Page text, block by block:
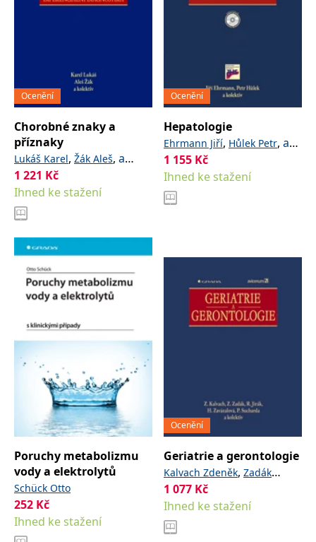
Ocenění
Chorobné znaky a
příznaky
Lukáš Karel, Žák Aleš, a
kolektiv
1 221 Kč
Ihned ke stažení
Ocenění
Hepatologie
Ehrmann Jiří, Hůlek Petr, a
kolektiv
1 155 Kč
Ihned ke stažení
Poruchy metabolizmu
vody a elektrolytů
Schück Otto
252 Kč
Ihned ke stažení
Ocenění
Geriatrie a gerontologie
Kalvach Zdeněk, Zadák
Zdeněk,Jirák Roman
Zavázalová Helena
Petr
1 077 Kč
Ihned ke stažení